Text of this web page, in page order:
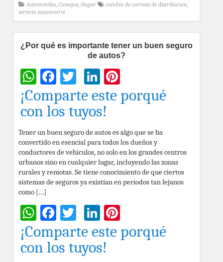
Automóviles Consejos Hogar cambio de correas de distribucion
servicio automotriz
¿Por qué es importante tener un buen seguro
de autos?
WhatsApp
Facebook
TwitterLinkedIn
¡Comparte este porqué
con los tuyos!
Tener un buen seguro de autos es algo que se ha
convertido en esencial para todos los dueños y
conductores de vehículos, no solo en los grandes centros
urbanos sino en cualquier lugar, incluyendo las zonas
rurales y remotas. Se tiene conocimiento de que ciertos
sistemas de seguros ya existían en períodos tan lejanos
como […]
WhatsApp
Facebook
TwitterLinkedIn
¡Comparte este porqué
con los tuyos!